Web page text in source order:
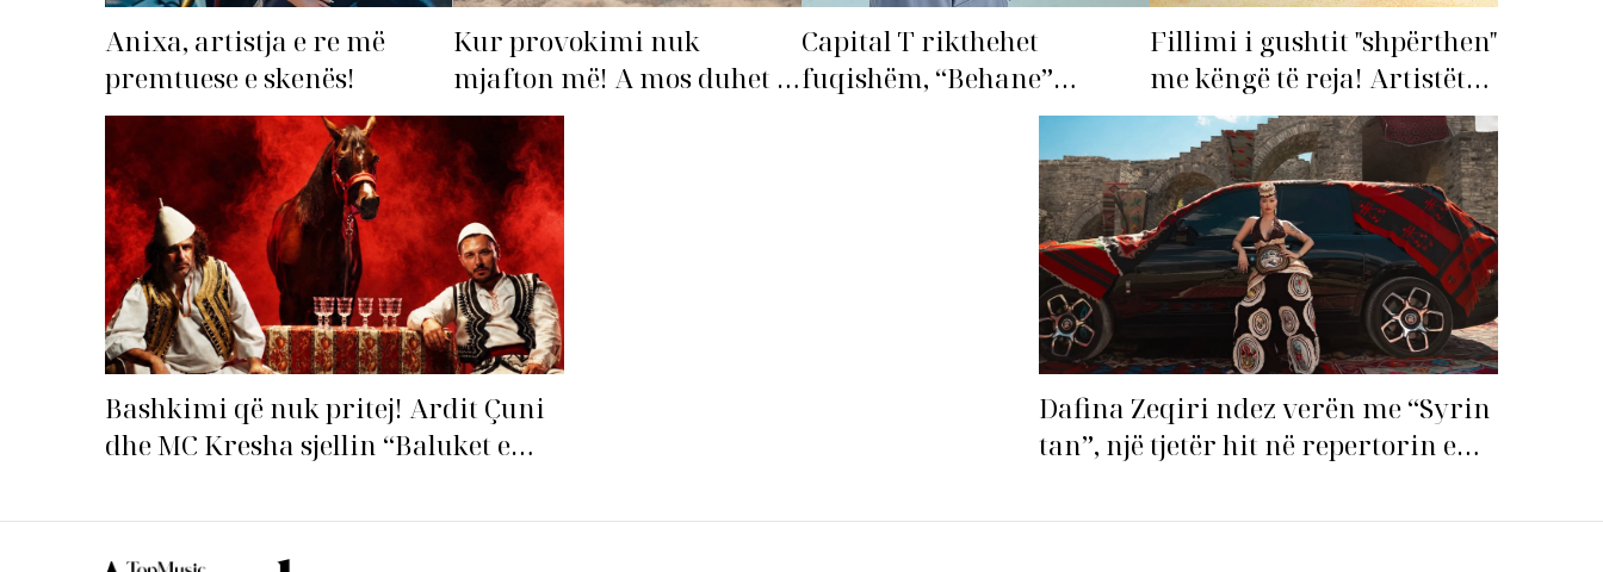
Anixa, artistja e re më
premtuese e skenës!
Kur provokimi nuk
mjafton më! A mos duhet të
‘dorëzohet’ Bleona?
Capital T rikthehet
fuqishëm, “Behane”
premton të bëhet fiksimi i
Fillimi i gushtit "shpërthen"
me këngë të reja! Artistët
shqiptarë hapin garën për
hitin e verës!
Bashkimi që nuk pritej! Ardit Çuni
dhe MC Kresha sjellin “Baluket e
Dafina Zeqiri ndez verën me “Syrin
tan”, një tjetër hit në repertorin e